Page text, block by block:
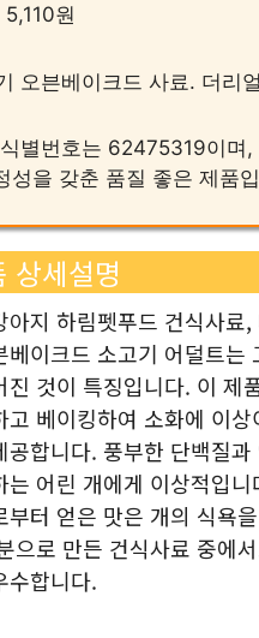
원
오븐베이크드 사료. 더리
별번호는 62475319이며,
성을 갖춘 품질 좋은 제품
상세설명
아지 하림펫푸드 건식사료,
베이크드 소고기 어덜트는
진 것이 특징입니다. 이 제
고 베이킹하여 소화에 이
공합니다. 풍부한 단백질
는 어린 개에게 이상적입
부터 얻은 맛은 개의 식욕
으로 만든 건식사료 중에
수합니다.